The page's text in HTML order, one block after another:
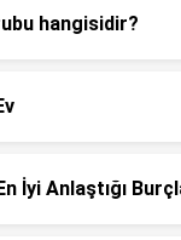
hangisidir?
İyi Anlaştığı